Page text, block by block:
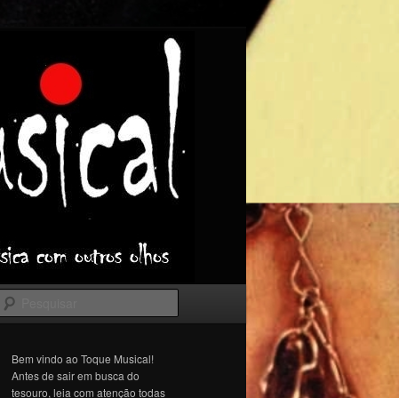
Bem vindo ao Toque Musical!
Antes de sair em busca do
tesouro, leia com atenção todas